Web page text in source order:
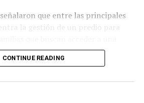
que entre las principales
la gestión de un predio para
la ampliación del sistema de
de Campuzano. También
y la zona de El Cubo, asegurando
CONTINUE READING